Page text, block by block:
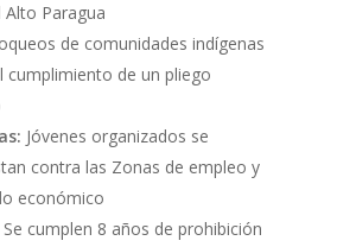
Alto Paragua
de comunidades indígenas
cumplimiento de un pliego
Jóvenes organizados se
contra las Zonas de empleo y
económico
Se cumplen 8 años de prohibición